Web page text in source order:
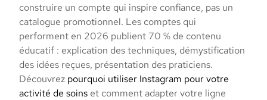
construire un compte qui inspire confiance, pas un
catalogue promotionnel. Les comptes qui
performent en 2026 publient 70 % de contenu
éducatif : explication des techniques, démystification
des idées reçues, présentation des praticiens.
Découvrez pourquoi utiliser Instagram pour votre
activité de soins et comment adapter votre ligne